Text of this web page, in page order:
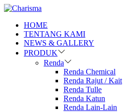
HOME
TENTANG KAMI
NEWS & GALLERY
PRODUK
Renda
Renda Chemical
Renda Rajut / Kait
Renda Tulle
Renda Katun
Renda Lain-Lain